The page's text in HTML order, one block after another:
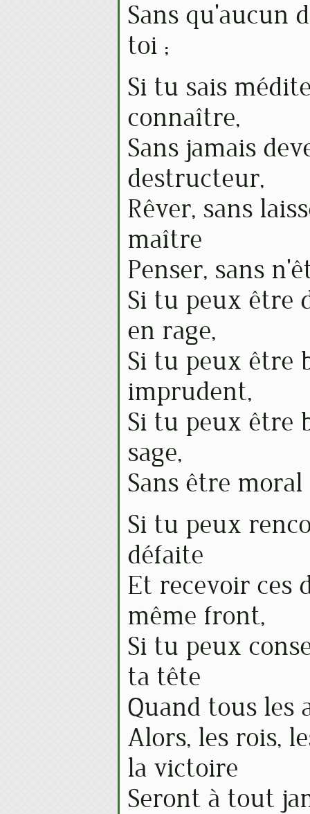
Sans qu'aucun
toi ;
Si tu sais
connaître,
Sans jamais
destructeur,
Rêver, sans
maître
Penser, sans
Si tu peux être
en rage,
Si tu peux être
imprudent,
Si tu peux être
sage,
Sans être
Si tu peux
défaite
Et recevoir ces
même front,
Si tu peux
ta tête
Quand tous les
Alors, les rois,
la victoire
Seront à tout